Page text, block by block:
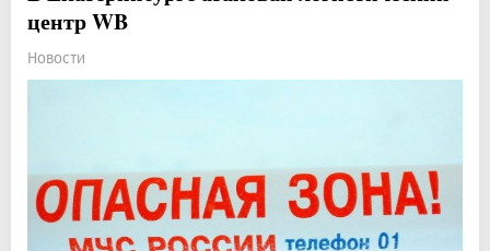
центр WB
Новости